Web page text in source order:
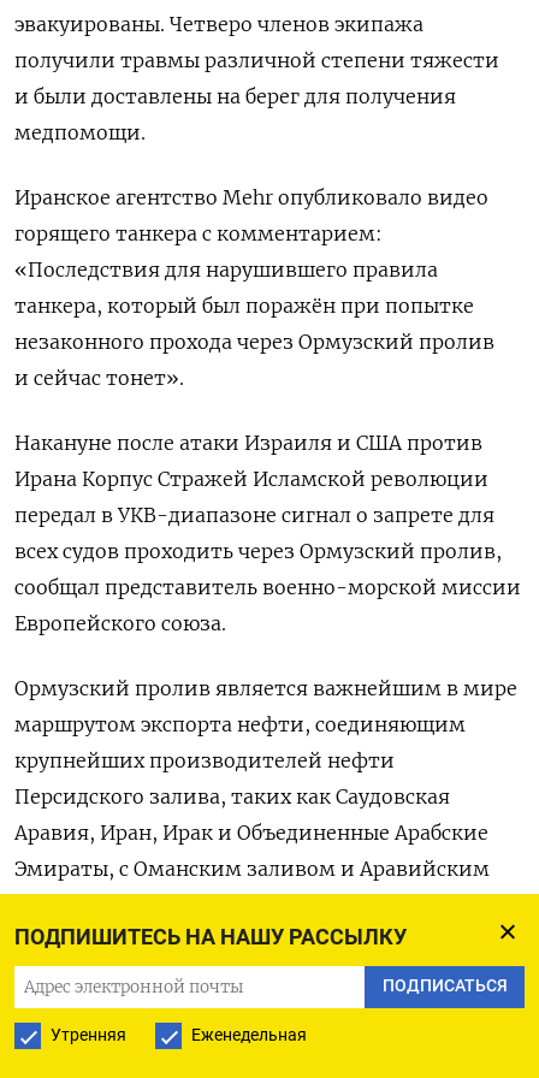
ПОДПИШИТЕСЬ НА НАШУ РАССЫЛКУ
ПОДПИСАТЬСЯ
Утренняя Еженедельная
эвакуированы. Четверо членов экипажа
получили травмы различной степени тяжести
и были доставлены на берег для получения
медпомощи.
Иранское агентство Mehr опубликовало видео
горящего танкера с комментарием:
«Последствия для нарушившего правила
танкера, который был поражён при попытке
незаконного прохода через Ормузский пролив
и сейчас тонет».
Накануне после атаки Израиля и США против
Ирана Корпус Стражей Исламской революции
передал в УКВ-диапазоне сигнал о запрете для
всех судов проходить через Ормузский пролив,
сообщал представитель военно-морской миссии
Европейского союза.
Ормузский пролив является важнейшим в мире
маршрутом экспорта нефти, соединяющим
крупнейших производителей нефти
Персидского залива, таких как Саудовская
Аравия, Иран, Ирак и Объединенные Арабские
Эмираты, с Оманским заливом и Аравийским
проходит через узкий водный путь между
Ираном и Оманом, а также большие объемы
сжиженного природного газа, что порождает
ожидания резкого скачка цен.